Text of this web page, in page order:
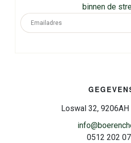
binnen de
Loswal 32, 9206AH
0512 202